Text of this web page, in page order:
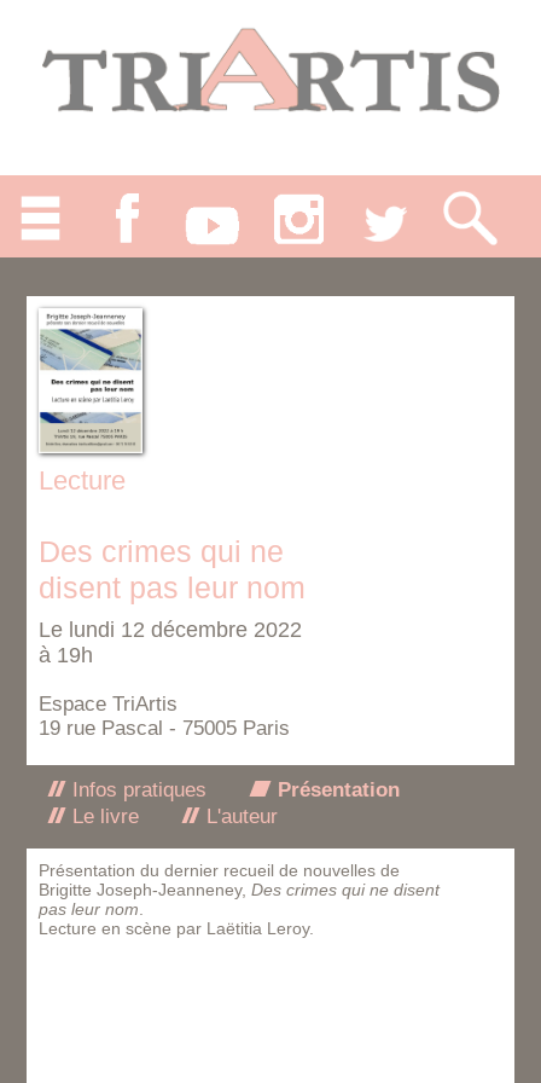
Lecture
Des crimes qui ne
disent pas leur nom
Le lundi 12 décembre 2022
à 19h
Espace TriArtis
19 rue Pascal - 75005 Paris
Infos pratiques
Présentation
Le livre
L'auteur
Présentation du dernier recueil de nouvelles de
Brigitte Joseph-Jeanneney,Des crimes qui ne disent
pas leur nom
Lecture en scène par Laëtitia Leroy.